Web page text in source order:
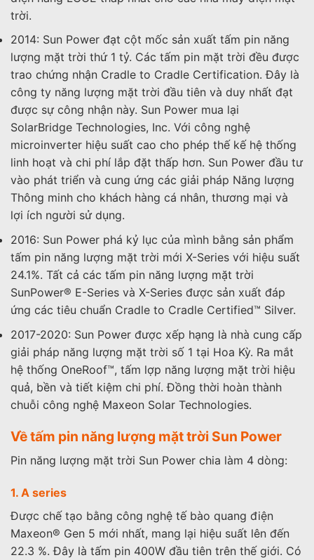
trời.
2014: Sun Power đạt cột mốc sản xuất tấm pin năng
lượng mặt trời thứ 1 tỷ. Các tấm pin mặt trời đều được
trao chứng nhận Cradle to Cradle Certification. Đây là
công ty năng lượng mặt trời đầu tiên và duy nhất đạt
được sự công nhận này. Sun Power mua lại
SolarBridge Technologies, Inc. Với công nghệ
microinverter hiệu suất cao cho phép thế kế hệ thống
linh hoạt và chi phí lắp đặt thấp hơn. Sun Power đầu tư
vào phát triển và cung ứng các giải pháp Năng lượng
Thông minh cho khách hàng cá nhân, thương mại và
lợi ích người sử dụng.
2016: Sun Power phá kỷ lục của mình bằng sản phẩm
tấm pin năng lượng mặt trời mới X-Series với hiệu suất
24.1%. Tất cả các tấm pin năng lượng mặt trời
SunPower® E-Series và X-Series được sản xuất đáp
ứng các tiêu chuẩn Cradle to Cradle Certified™ Silver.
2017-2020: Sun Power được xếp hạng là nhà cung cấp
giải pháp năng lượng mặt trời số 1 tại Hoa Kỳ. Ra mắt
hệ thống OneRoof™, tấm lợp năng lượng mặt trời hiệu
quả, bền và tiết kiệm chi phí. Đồng thời hoàn thành
chuỗi công nghệ Maxeon Solar Technologies.
Về tấm pin năng lượng mặt trời Sun Power
Pin năng lượng mặt trời Sun Power chia làm 4 dòng:
1. A series
Được chế tạo bằng công nghệ tế bào quang điện
Maxeon® Gen 5 mới nhất, mang lại hiệu suất lên đến
22.3 %. Đây là tấm pin 400W đầu tiên trên thế giới. Có